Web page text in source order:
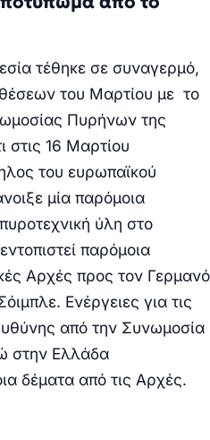
τέθηκε σε συναγερμό,
του Μαρτίου με το
Πυρήνων της
στις 16 Μαρτίου
του ευρωπαϊκού
μία παρόμοια
ύλη στο
παρόμοια
Αρχές προς τον Γερμανό
Ενέργειες για τις
από την Συνωμοσία
στην Ελλάδα
δέματα από τις Αρχές.